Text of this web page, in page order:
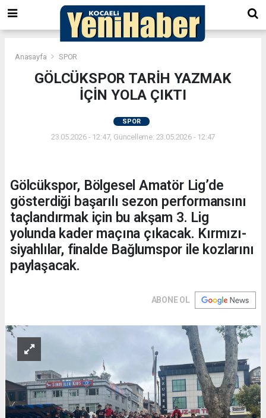
Anasayfa SPOR
GÖLCÜKSPOR TARİH YAZMAK
İÇİN YOLA ÇIKTI
SPOR
23.05.2026 - 12:47, Güncelleme: 23.05.2026 - 12:47
Gölcükspor, Bölgesel Amatör Lig’de
gösterdiği başarılı sezon performansını
taçlandırmak için bu akşam 3. Lig
yolunda kader maçına çıkacak. Kırmızı-
siyahlılar, finalde Bağlumspor ile kozlarını
paylaşacak.
ABONE OL